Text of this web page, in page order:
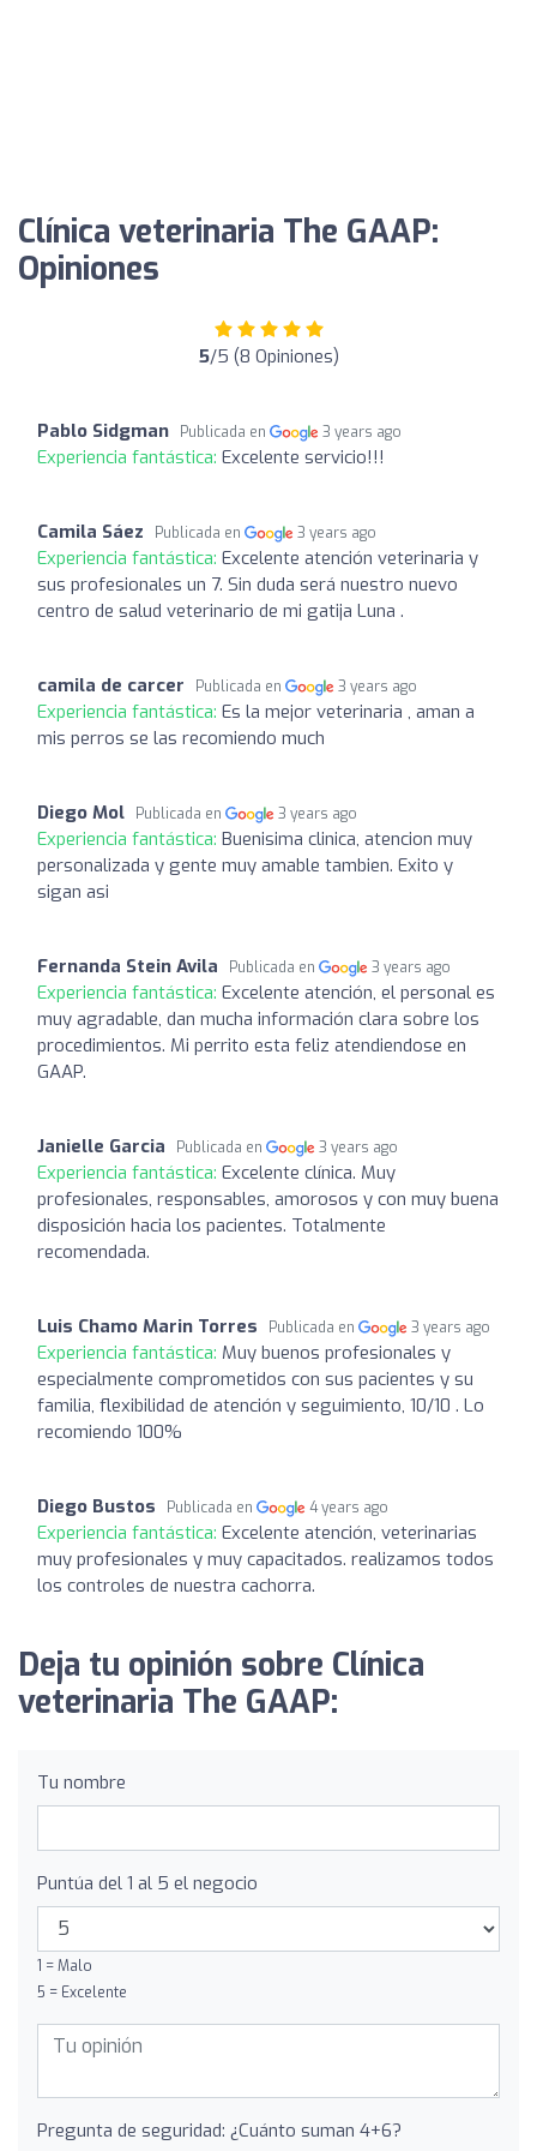
Clínica veterinaria The GAAP:
Opiniones
5/5 (8 Opiniones)
Pablo Sidgman Publicada en 3 years ago
Experiencia fantástica: Excelente servicio!!!
Camila Sáez Publicada en 3 years ago
Experiencia fantástica: Excelente atención veterinaria y
sus profesionales un 7. Sin duda será nuestro nuevo
centro de salud veterinario de mi gatija Luna .
camila de carcer Publicada en 3 years ago
Experiencia fantástica: Es la mejor veterinaria , aman a
mis perros se las recomiendo much
Diego Mol Publicada en 3 years ago
Experiencia fantástica: Buenisima clinica, atencion muy
personalizada y gente muy amable tambien. Exito y
sigan asi
Fernanda Stein Avila Publicada en 3 years ago
Experiencia fantástica: Excelente atención, el personal es
muy agradable, dan mucha información clara sobre los
procedimientos. Mi perrito esta feliz atendiendose en
GAAP.
Janielle Garcia Publicada en 3 years ago
Experiencia fantástica: Excelente clínica. Muy
profesionales, responsables, amorosos y con muy buena
disposición hacia los pacientes. Totalmente
recomendada.
Luis Chamo Marin Torres Publicada en 3 years ago
Experiencia fantástica: Muy buenos profesionales y
especialmente comprometidos con sus pacientes y su
familia, flexibilidad de atención y seguimiento, 10/10 . Lo
recomiendo 100%
Diego Bustos Publicada en 4 years ago
Experiencia fantástica: Excelente atención, veterinarias
muy profesionales y muy capacitados. realizamos todos
los controles de nuestra cachorra.
Deja tu opinión sobre Clínica
veterinaria The GAAP:
Tu nombre
Puntúa del 1 al 5 el negocio
1 = Malo
5 = Excelente
Pregunta de seguridad: ¿Cuánto suman 4+6?